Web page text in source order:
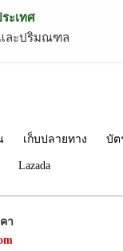
ะเทศ
ละปริมณฑล
เก็บปลายทาง บัต
Lazada
า